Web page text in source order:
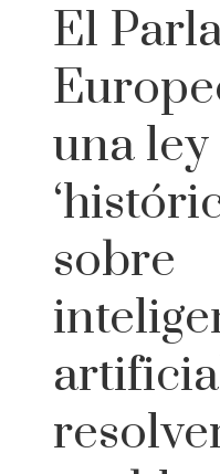
El
una ley
sobre